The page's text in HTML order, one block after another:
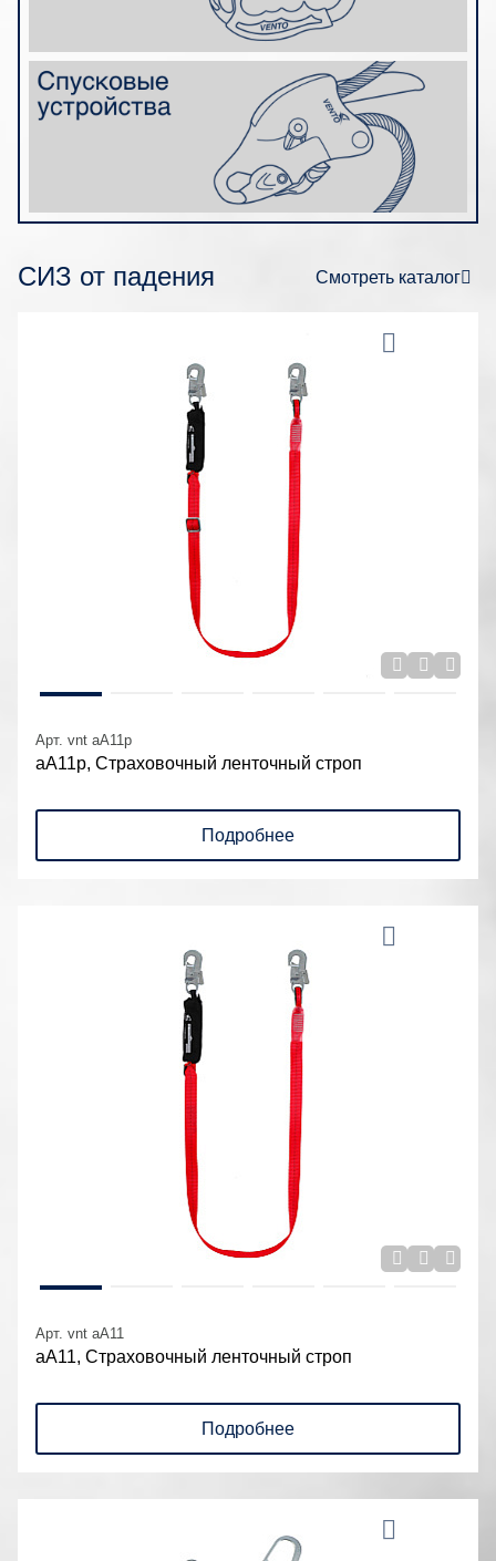
СИЗ от падения Смотреть каталог
Арт. vnt aA11p
аА11р, Страховочный ленточный строп
Подробнее
Арт. vnt aA11
аА11, Страховочный ленточный строп
Подробнее